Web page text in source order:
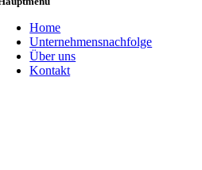
Home
Unternehmensnachfolge
Über uns
Kontakt